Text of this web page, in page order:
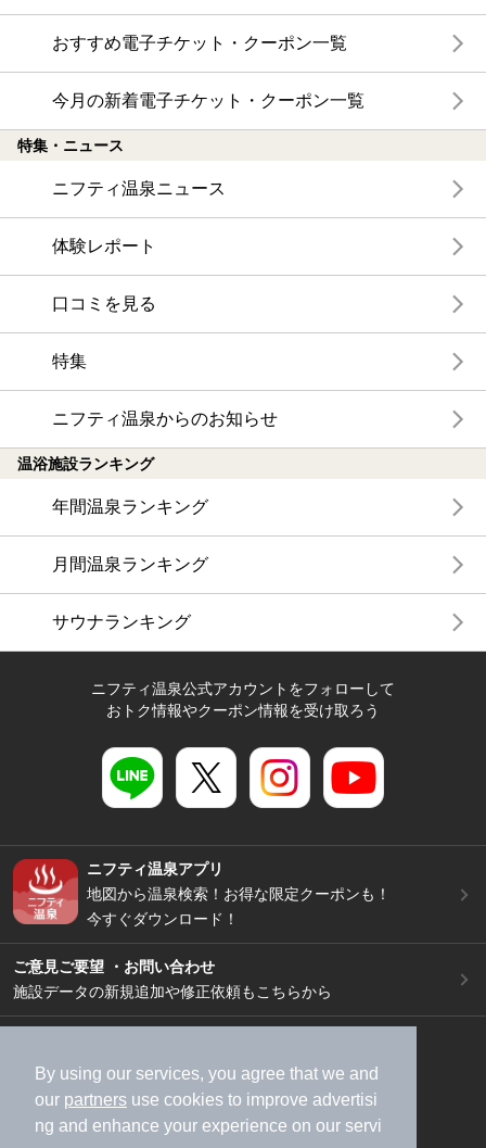
By using our services, you agree that we and
our partners use cookies to improve advertisi
ng and enhance your experience on our servi
おすすめ電子チケット・クーポン一覧
今月の新着電子チケット・クーポン一覧
特集・ニュース
ニフティ温泉ニュース
体験レポート
口コミを見る
特集
ニフティ温泉からのお知らせ
温浴施設ランキング
年間温泉ランキング
月間温泉ランキング
サウナランキング
ニフティ温泉公式アカウントをフォローして
おトク情報やクーポン情報を受け取ろう
ニフティ温泉アプリ
地図から温泉検索！お得な限定クーポンも！
今すぐダウンロード！
ご意見ご要望 ・お問い合わせ
施設データの新規追加や修正依頼もこちらから
加盟店募集（資料請求）
広告出稿のご案内
利用規約
ライフスタイルMEMBERS+規約
特定商取引法に基づく表記
ヘルプ 採用情報